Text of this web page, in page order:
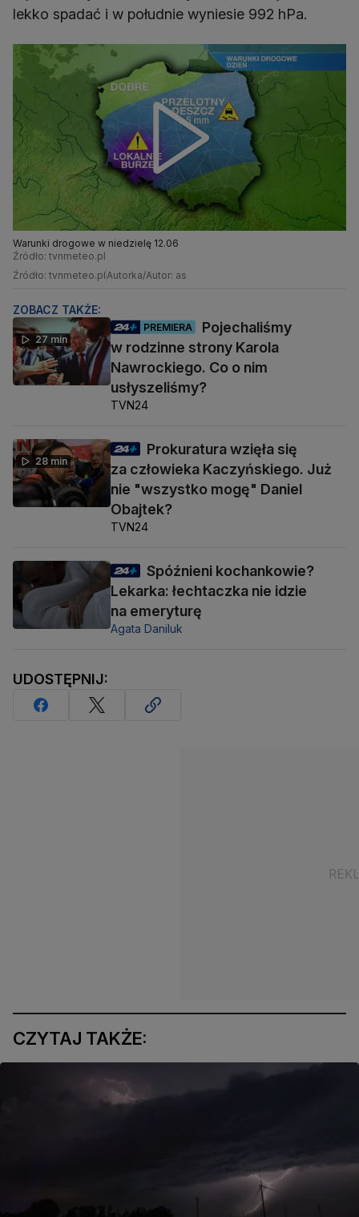
lekko spadać i w południe wyniesie 992 hPa.
Warunki drogowe w niedzielę 12.06
Źródło: tvnmeteo.pl
Źródło: tvnmeteo.plAutorka/Autor: as
ZOBACZ TAKŻE:
27 min
PREMIERA
Pojechaliśmy
w rodzinne strony Karola
Nawrockiego. Co o nim
usłyszeliśmy?
TVN24
28 min
Prokuratura wzięła się
za człowieka Kaczyńskiego. Już
nie "wszystko mogę" Daniel
Obajtek?
TVN24
Spóźnieni kochankowie?
Lekarka: łechtaczka nie idzie
na emeryturę
Agata Daniluk
UDOSTĘPNIJ:
CZYTAJ TAKŻE: